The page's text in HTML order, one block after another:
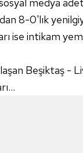
8-0'lık
ise intikam
Beşiktaş -